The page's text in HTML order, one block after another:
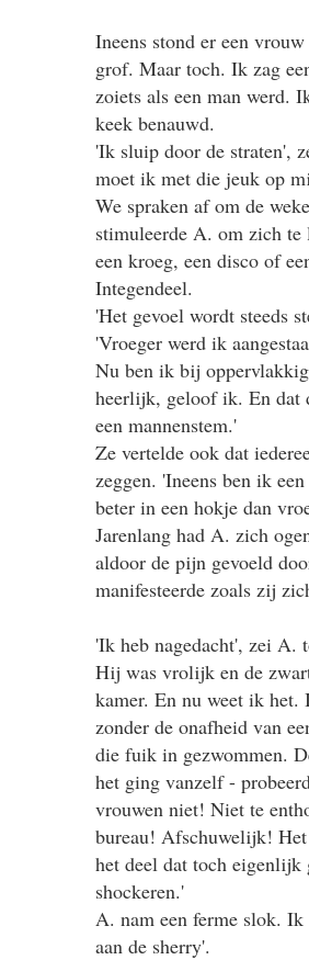
Ineens stond er een
grof. Maar toch. Ik zag
zoiets als een man werd.
keek benauwd.
'Ik sluip door de straten',
moet ik met die jeuk op
We spraken af om de
stimuleerde A. om zich te
een kroeg, een disco of
Integendeel.
'Het gevoel wordt steeds
'Vroeger werd ik
Nu ben ik bij
heerlijk, geloof ik. En dat
een mannenstem.'
Ze vertelde ook dat
zeggen. 'Ineens ben ik
beter in een hokje dan
Jarenlang had A. zich
aldoor de pijn gevoeld
manifesteerde zoals zij
'Ik heb nagedacht', zei A.
Hij was vrolijk en de
kamer. En nu weet ik
zonder de onafheid van
die fuik in gezwommen.
het ging vanzelf -
vrouwen niet! Niet te
bureau! Afschuwelijk!
het deel dat toch eigenlijk
shockeren.'
A. nam een ferme slok.
aan de sherry'.